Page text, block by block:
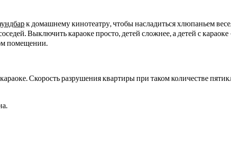
к домашнему кинотеатру, чтобы насладиться хлюпаньем
Выключить караоке просто, детей сложнее, а детей с
помещении.
Скорость разрушения квартиры при таком количестве